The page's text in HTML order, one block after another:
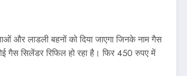
और लाडली बहनों को दिया जाएगा जिनके नाम गैस
सिलेंडर रिफिल हो रहा है। फिर 450 रुपए में